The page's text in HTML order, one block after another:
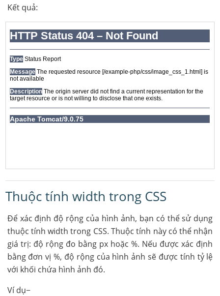
Kết quả:
Thuộc tính width trong CSS
Để xác định độ rộng của hình ảnh, bạn có thể sử dụng
thuộc tính width trong CSS. Thuộc tính này có thể nhận
giá trị: độ rộng đo bằng px hoặc %. Nếu được xác định
bằng đơn vị %, độ rộng của hình ảnh sẽ được tính tỷ lệ
với khối chứa hình ảnh đó.
Ví dụ−